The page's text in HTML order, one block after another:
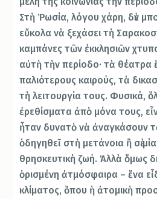
Στὴ Ῥωσία, λόγου χάρη, δὲν
εὔκολα νὰ ξεχάσει τὴ
καμπάνες τῶν ἐκκλησιῶν
αὐτὴ τὴν περίοδο· τὰ θέατρα
παλιότερους καιρούς, τὰ
τὴ λειτουργία τους. Φυσικά,
ἐρεθίσματα ἀπὸ μόνα τους,
ἦταν δυνατὸ νὰ ἀναγκάσουν
ὁδηγηθεῖ στὴ μετάνοια ἢ σὲ
θρησκευτικὴ ζωή. Ἀλλὰ ὅμως
ὁρισμένη ἀτμόσφαιρα – ἕνα
κλίματος, ὅπου ἡ ἀτομικὴ